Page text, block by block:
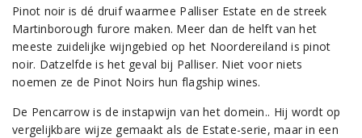
Pinot noir is dé druif waarmee Palliser Estate en de streek
Martinborough furore maken. Meer dan de helft van het
meeste zuidelijke wijngebied op het Noordereiland is pinot
noir. Datzelfde is het geval bij Palliser. Niet voor niets
noemen ze de Pinot Noirs hun flagship wines.
De Pencarrow is de instapwijn van het domein.. Hij wordt op
vergelijkbare wijze gemaakt als de Estate-serie, maar in een